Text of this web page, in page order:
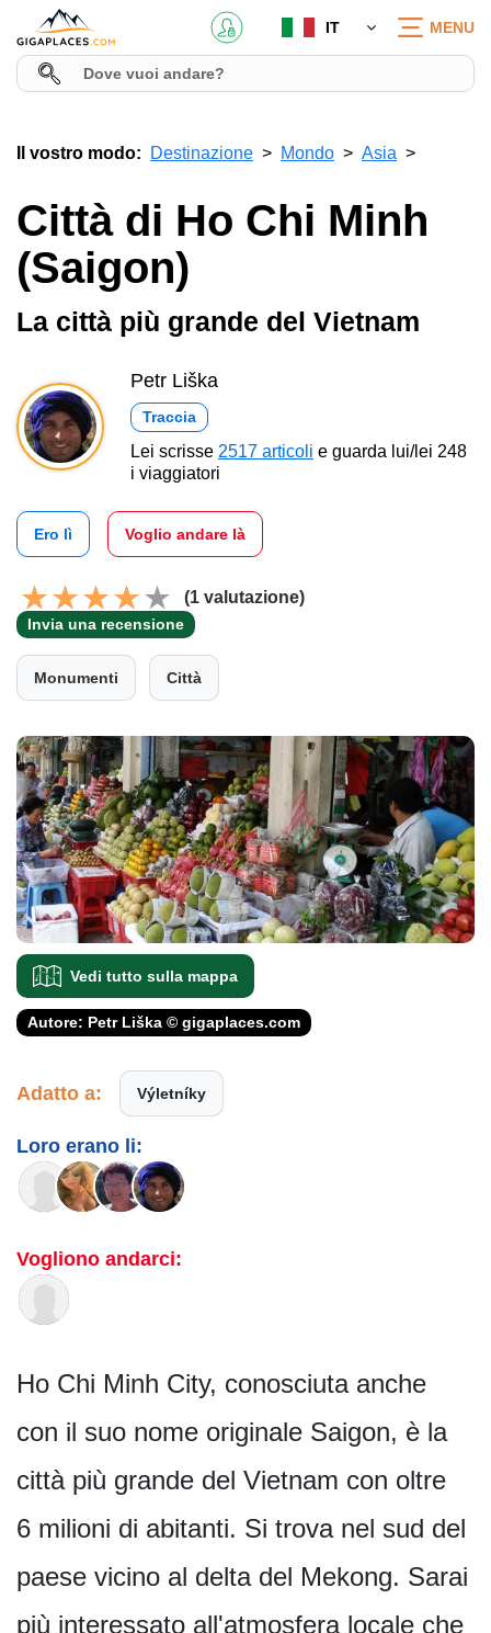
IT MENU
Il vostro modo: Destinazione Mondo Asia
Città di Ho Chi Minh
(Saigon)
La città più grande del Vietnam
Petr Liška
Traccia
Lei scrisse 2517 articoli e guarda lui/lei 248
i viaggiatori
Ero lì Voglio andare là
(1 valutazione)
Invia una recensione
Monumenti Città
Vedi tutto sulla mappa
Autore: Petr Liška © gigaplaces.com
Adatto a: Výletníky
Loro erano li:
Vogliono andarci:
Ho Chi Minh City, conosciuta anche
con il suo nome originale Saigon, è la
città più grande del Vietnam con oltre
6 milioni di abitanti. Si trova nel sud del
paese vicino al delta del Mekong. Sarai
più interessato all'atmosfera locale che